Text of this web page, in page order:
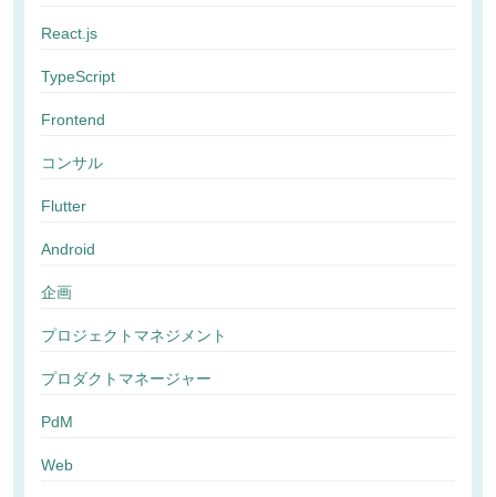
React.js
TypeScript
Frontend
コンサル
Flutter
Android
企画
プロジェクトマネジメント
プロダクトマネージャー
PdM
Web